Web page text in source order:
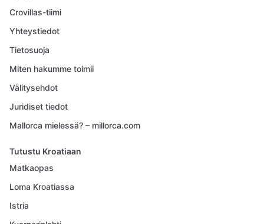
Crovillas-tiimi
Yhteystiedot
Tietosuoja
Miten hakumme toimii
Välitysehdot
Juridiset tiedot
Mallorca mielessä? – millorca.com
Tutustu Kroatiaan
Matkaopas
Loma Kroatiassa
Istria